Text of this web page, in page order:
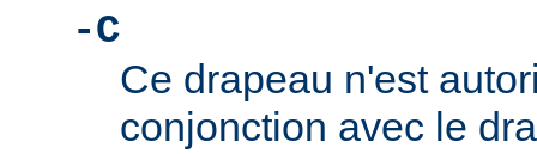
-C
Ce drapeau n'est
conjonction avec le